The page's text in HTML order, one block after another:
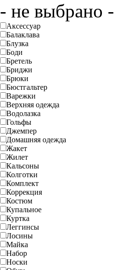
- не выбрано -
Аксессуар
Балаклава
Блузка
Боди
Бретель
Бриджи
Брюки
Бюстгальтер
Варежки
Верхняя одежда
Водолазка
Гольфы
Джемпер
Домашняя одежда
Жакет
Жилет
Кальсоны
Колготки
Комплект
Коррекция
Костюм
Купальное
Куртка
Леггинсы
Лосины
Майка
Набор
Носки